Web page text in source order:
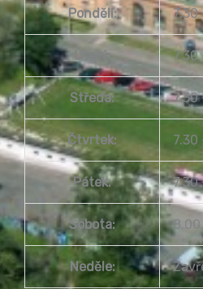
Pondělí: 7.30
Úterý: 7.30
Středa: 7.30
Čtvrtek: 7.30
Pátek: 7.30
Sobota: 8.00
Neděle: